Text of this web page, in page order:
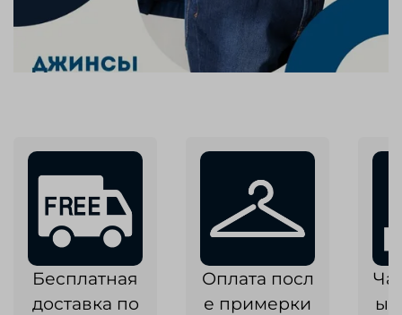
Бесплатная
доставка по
Оплата посл
е примерки